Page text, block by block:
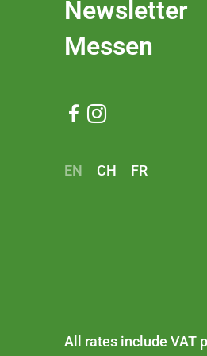
Newsletter
Messen
 
EN CH FR
All rates include VAT